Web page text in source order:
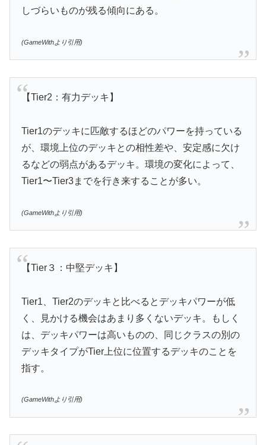
しづらいものが残る傾向にある。
(GameWithより引用)
【Tier2：有力デッキ】
Tier1のデッキに匹敵するほどのパワーを持っている
が、環境上位のデッキとの相性差や、安定感に欠け
るなどの弱点があるデッキ。環境の変化によって、
Tier1〜Tier3までを行き来することが多い。
(GameWithより引用)
【Tier３：中堅デッキ】
Tier1、Tier2のデッキと比べるとデッキパワーが低
く、見かける機会はあまり多くないデッキ。もしく
は、デッキパワーは高いものの、同じクラスの別の
デッキタイプがTier上位に位置するデッキのことを
指す。
(GameWithより引用)